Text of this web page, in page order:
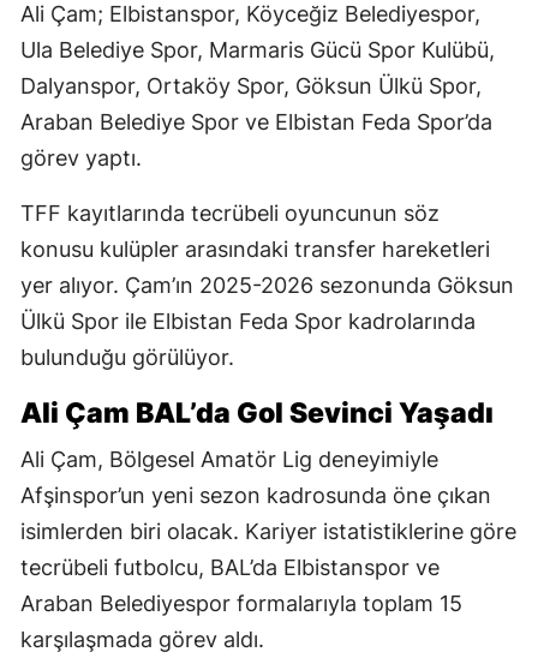
Ali Çam; Elbistanspor, Köyceğiz Belediyespor,
Ula Belediye Spor, Marmaris Gücü Spor Kulübü,
Dalyanspor, Ortaköy Spor, Göksun Ülkü Spor,
Araban Belediye Spor ve Elbistan Feda Spor’da
görev yaptı.
TFF kayıtlarında tecrübeli oyuncunun söz
konusu kulüpler arasındaki transfer hareketleri
yer alıyor. Çam’ın 2025-2026 sezonunda Göksun
Ülkü Spor ile Elbistan Feda Spor kadrolarında
bulunduğu görülüyor.
Ali Çam BAL’da Gol Sevinci Yaşadı
Ali Çam, Bölgesel Amatör Lig deneyimiyle
Afşinspor’un yeni sezon kadrosunda öne çıkan
isimlerden biri olacak. Kariyer istatistiklerine göre
tecrübeli futbolcu, BAL’da Elbistanspor ve
Araban Belediyespor formalarıyla toplam 15
karşılaşmada görev aldı.